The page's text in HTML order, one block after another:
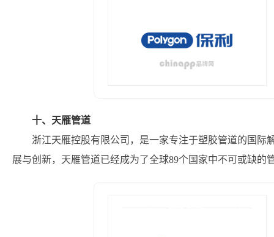
十、天雁管道
浙江天雁控股有限公司，是一家专注于塑胶管道的国际
展与创新，天雁管道已经成为了全球89个国家中不可或缺的